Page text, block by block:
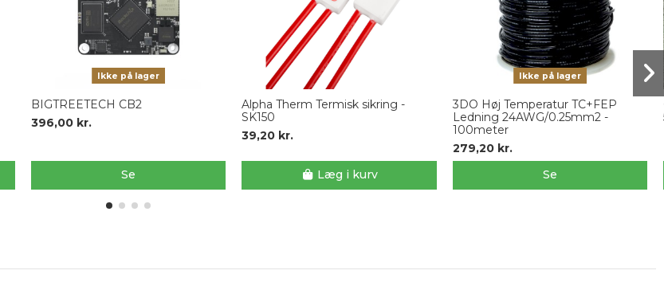
Ikke på lager
BIGTREETECH CB2
396,00 kr.
Se
Alpha Therm Termisk sikring -
SK150
39,20 kr.
Læg i kurv
Ikke på lager
3DO Høj Temperatur TC+FEP
Ledning 24AWG/0.25mm2 -
100meter
279,20 kr.
Se